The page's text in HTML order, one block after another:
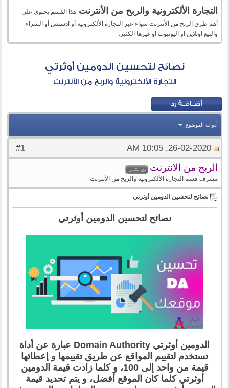
التجارة الألكترونية والربح من الأنترنت هذا القسم يحتوي علي
أهم طرق الربح من الأنترنت سواء عبر التجارة الألكترونية أو ادسنس أو الشراء
والبيع اونلاين او اليوتيوب او غيرها الكثير..
نصائح لتحسين الدومين أوثرتي
التجارة الألكترونية والربح من الأنترنت
أدوات الموضوع
#
1 26-02-2020, 10:05 AM
الربح من الانترنت
مشرف قسم التجارة الألكترونية والربح من الأنترنت
نصائح لتحسين الدومين أوثرتي
نصائح لتحسين الدومين أوثرتي
الدومين أوثرتي Domain Authority عبارة عن أداة
تستخدم لتقييم المواقع عن طريق تقييمها و إعطائها
قيمة من واحد إلى 100، و كلما زادت قيمة الدومين
أوثرتي كلما كان الموقع أفضل، و يتم تحديد قيمة